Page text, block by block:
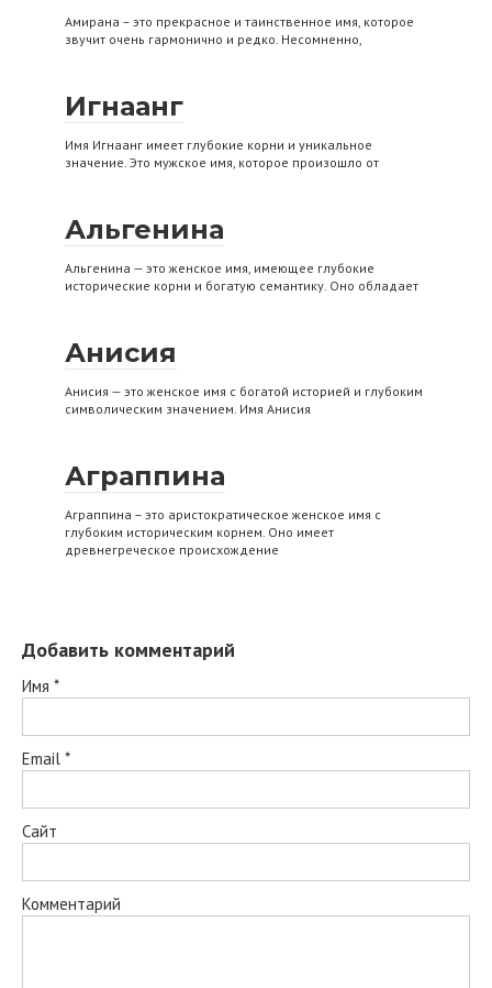
Амирана – это прекрасное и таинственное имя, которое
звучит очень гармонично и редко. Несомненно,
Игнаанг
Имя Игнаанг имеет глубокие корни и уникальное
значение. Это мужское имя, которое произошло от
Альгенина
Альгенина — это женское имя, имеющее глубокие
исторические корни и богатую семантику. Оно обладает
Анисия
Анисия — это женское имя с богатой историей и глубоким
символическим значением. Имя Анисия
Аграппина
Аграппина – это аристократическое женское имя с
глубоким историческим корнем. Оно имеет
древнегреческое происхождение
Добавить комментарий
Имя *
Email *
Сайт
Комментарий